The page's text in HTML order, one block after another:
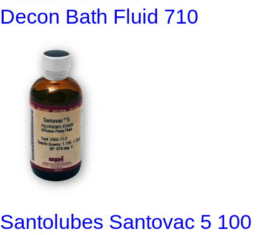
Decon Bath Fluid 710
Santolubes Santovac 5 100